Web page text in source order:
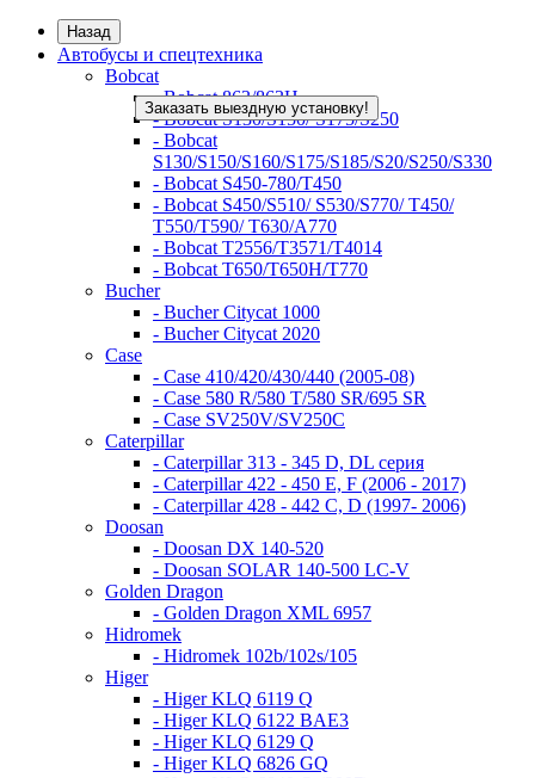
Назад
Автобусы и спецтехника
Bobcat
- Bobcat 863/863H
- Bobcat S130/S150/ S175/S250
- Bobcat
S130/S150/S160/S175/S185/S20/S250/S330
- Bobcat S450-780/Т450
- Bobcat S450/S510/ S530/S770/ T450/
T550/T590/ T630/A770
- Bobcat T2556/T3571/T4014
- Bobcat T650/T650H/T770
Bucher
- Bucher Citycat 1000
- Bucher Citycat 2020
Case
- Case 410/420/430/440 (2005-08)
- Case 580 R/580 T/580 SR/695 SR
- Case SV250V/SV250C
Caterpillar
- Caterpillar 313 - 345 D, DL серия
- Caterpillar 422 - 450 E, F (2006 - 2017)
- Caterpillar 428 - 442 C, D (1997- 2006)
Doosan
- Doosan DX 140-520
- Doosan SOLAR 140-500 LC-V
Golden Dragon
- Golden Dragon XML 6957
Hidromek
- Hidromek 102b/102s/105
Higer
- Higer KLQ 6119 Q
- Higer KLQ 6122 BAE3
- Higer KLQ 6129 Q
- Higer KLQ 6826 GQ
Заказать выездную установку!